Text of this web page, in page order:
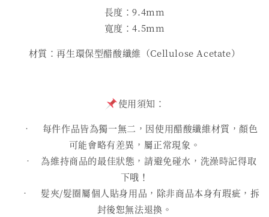
長度：9.4mm
寬度：4.5mm
材質：再生環保型醋酸纖維（Cellulose Acetate）
使用須知：
• 每件作品皆為獨一無二，因使用醋酸纖維材質，顏色
可能會略有差異，屬正常現象。
• 為維持商品的最佳狀態，請避免碰水，洗澡時記得取
下哦！
• 髮夾/髮圈屬個人貼身用品，除非商品本身有瑕疵，拆
封後恕無法退換。